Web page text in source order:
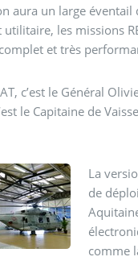
aura un large
les missions
et très
c’est le Général
de Vaisseau Pierre Canal Chef d’Etat Major de
La
de
comme